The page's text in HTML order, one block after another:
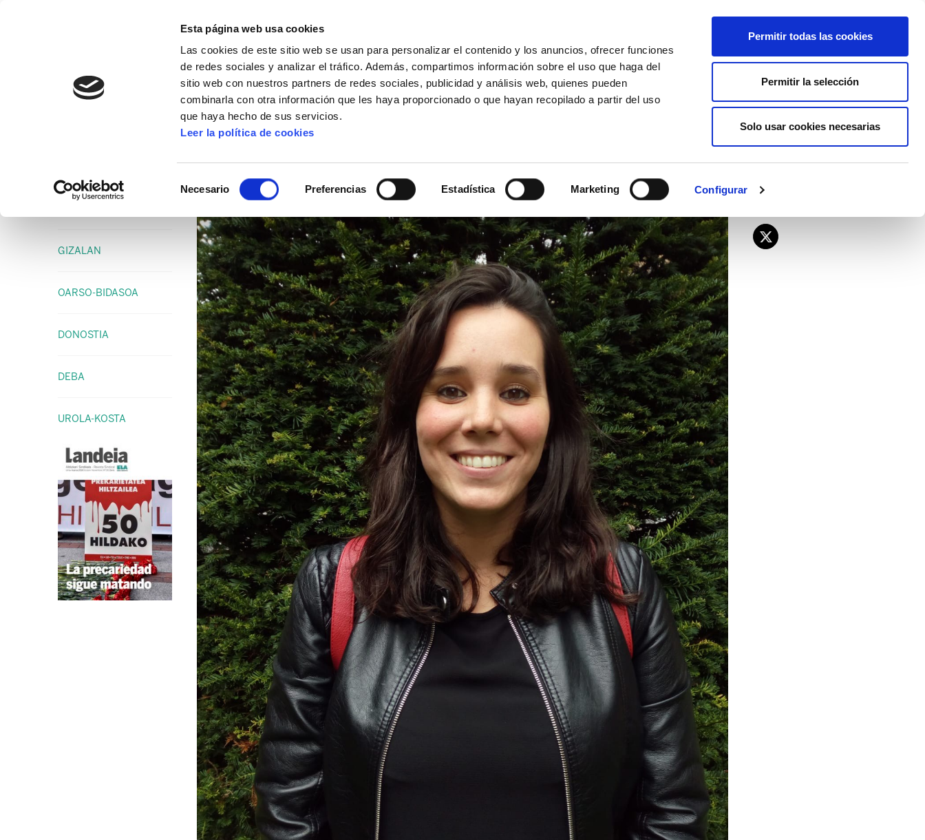
Esta página web usa cookies
Las cookies de este sitio web se usan para personalizar el contenido y los anuncios, ofrecer funciones
de redes sociales y analizar el tráfico. Además, compartimos información sobre el uso que haga del
sitio web con nuestros partners de redes sociales, publicidad y análisis web, quienes pueden
combinarla con otra información que les haya proporcionado o que hayan recopilado a partir del uso
que haya hecho de sus servicios.
Leer la política de cookies
Necesario Preferencias Estadística Marketing Configurar
Permitir todas las cookies
Permitir la selección
Solo usar cookies necesarias
AFÍLIATE
MANU ROBLES-ARANGIZ FUNDAZIOA BIDELAGUN FUNDAZIOA
Bandera roja a la precariedad #Landeia230
GIZALAN
OARSO-BIDASOA
DONOSTIA
DEBA
UROLA-KOSTA